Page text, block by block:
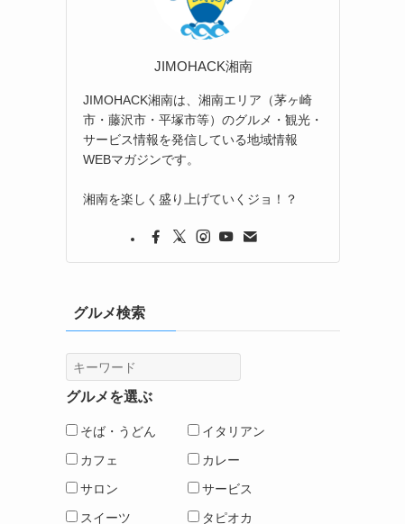
JIMOHACK湘南
JIMOHACK湘南は、湘南エリア（茅ヶ崎
市・藤沢市・平塚市等）のグルメ・観光・
サービス情報を発信している地域情報
WEBマガジンです。
湘南を楽しく盛り上げていくジョ！？
グルメ検索
グルメを選ぶ
そば・うどん
イタリアン
カフェ
カレー
サロン
サービス
スイーツ
タピオカ